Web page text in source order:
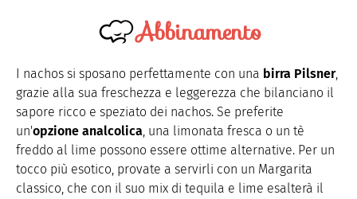
Abbinamento
I nachos si sposano perfettamente con una birra Pilsner,
grazie alla sua freschezza e leggerezza che bilanciano il
sapore ricco e speziato dei nachos. Se preferite
un'opzione analcolica, una limonata fresca o un tè
freddo al lime possono essere ottime alternative. Per un
tocco più esotico, provate a servirli con un Margarita
classico, che con il suo mix di tequila e lime esalterà il